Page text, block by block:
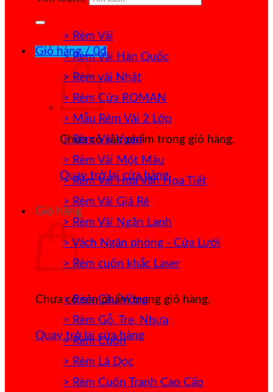
Giỏ hàng /0₫
Chưa có sản phẩm trong giỏ hàng.
Quay trở lại cửa hàng
Giỏ hàng
Chưa có sản phẩm trong giỏ hàng.
Quay trở lại cửa hàng
> Rèm Vải
> Rèm Vải Hàn Quốc
> Rèm vải Nhật
> Rèm Cửa ROMAN
> Mẫu Rèm Vải 2 Lớp
> Rèm Vải Voan
> Rèm Vải Một Màu
> Rèm Vải Hoa Văn Họa Tiết
> Rèm Vải Giá Rẻ
> Rèm Vải Ngăn Lạnh
> Vách Ngăn phòng - Cửa Lưới
> Rèm cuốn khắc Laser
> Rèm Cầu Vồng
> Rèm Gỗ, Tre, Nhựa
> Rèm Cuốn
> Rèm Lá Dọc
> Rèm Cuốn Tranh Cao Cấp